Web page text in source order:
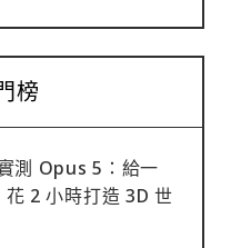
榜
測 Opus 5：給一
2 小時打造 3D 世